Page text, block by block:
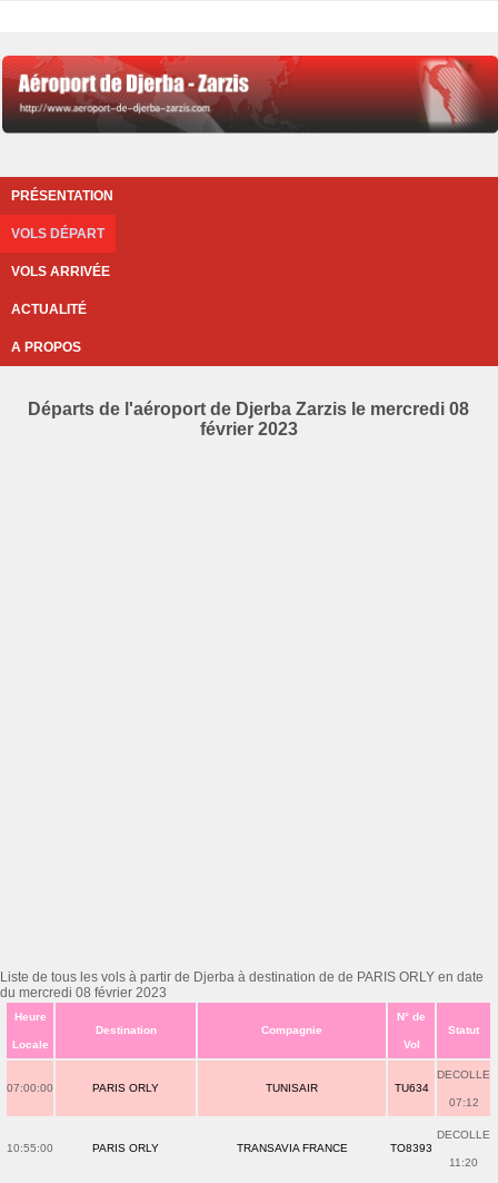
PRÉSENTATION
VOLS DÉPART
VOLS ARRIVÉE
ACTUALITÉ
A PROPOS
Départs de l'aéroport de Djerba Zarzis le mercredi 08
février 2023
Liste de tous les vols à partir de Djerba à destination de de PARIS ORLY en date
du mercredi 08 février 2023
Heure
Locale
Destination Compagnie
N° de
Vol
Statut
07:00:00 PARIS ORLY TUNISAIR TU634
DECOLLE
07:12
10:55:00 PARIS ORLY TRANSAVIA FRANCE TO8393
DECOLLE
11:20